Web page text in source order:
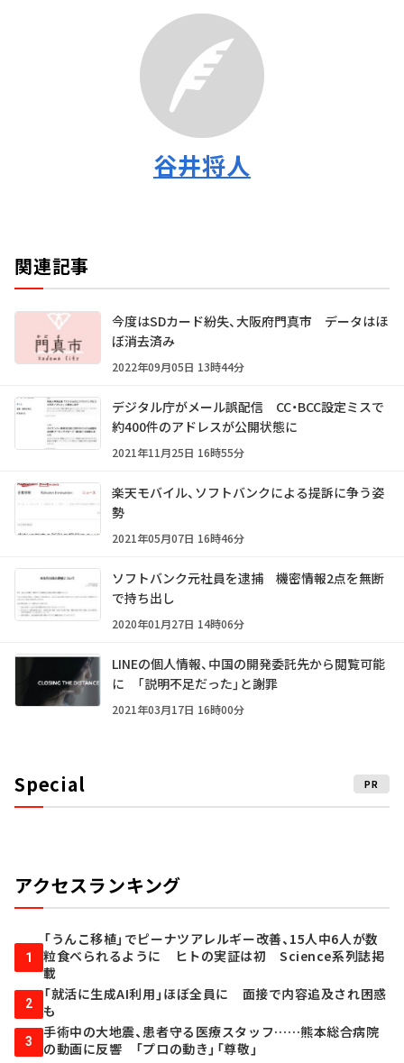
谷井将人
関連記事
今度はSDカード紛失、大阪府門真市 データはほ
ぼ消去済み
2022年09月05日 13時44分
デジタル庁がメール誤配信 CC・BCC設定ミスで
約400件のアドレスが公開状態に
2021年11月25日 16時55分
楽天モバイル、ソフトバンクによる提訴に争う姿
勢
2021年05月07日 16時46分
ソフトバンク元社員を逮捕 機密情報2点を無断
で持ち出し
2020年01月27日 14時06分
LINEの個人情報、中国の開発委託先から閲覧可能
に 「説明不足だった」と謝罪
2021年03月17日 16時00分
Special PR
アクセスランキング
1
「うんこ移植」でピーナツアレルギー改善、15人中6人が数
粒食べられるように ヒトの実証は初 Science系列誌掲
載
2
「就活に生成AI利用」ほぼ全員に 面接で内容追及され困惑
も
3
手術中の大地震、患者守る医療スタッフ……熊本総合病院
の動画に反響 「プロの動き」「尊敬」